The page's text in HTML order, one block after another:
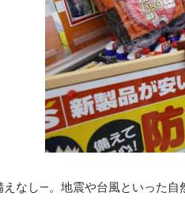
なし―。地震や台風といった